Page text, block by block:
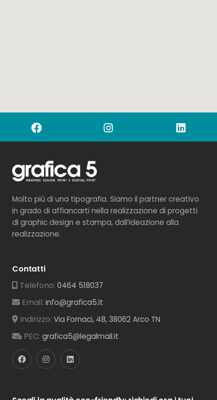
Molto più di una tipografia. Siamo il partner creativo
in grado di affiancarti nella realizzazione di progetti
di graphic design e stampa, dall’ideazione alla
realizzazione.
Contatti
Telefono: 0464 518037
Email: info@grafica5.it
Indirizzo: Via Fornaci, 48, 38062 Arco TN
PEC: grafica5@legalmail.it